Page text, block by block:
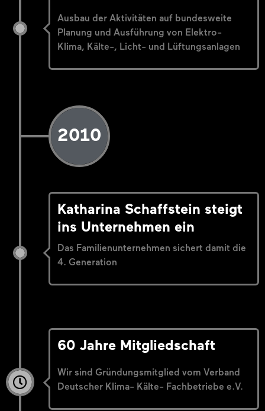
Ausbau der Aktivitäten auf bundesweite
Planung und Ausführung von Elektro-
Klima, Kälte-, Licht- und Lüftungsanlagen
2010
Katharina Schaffstein steigt
ins Unternehmen ein
Das Familienunternehmen sichert damit die
4. Generation
60 Jahre Mitgliedschaft
Wir sind Gründungsmitglied vom Verband
Deutscher Klima- Kälte- Fachbetriebe e.V.